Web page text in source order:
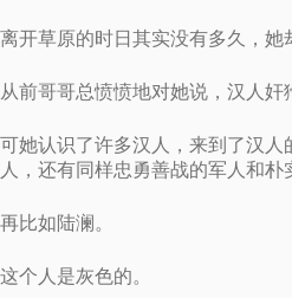
离开草原的时日其实没有多久，她
从前哥哥总愤愤地对她说，汉人奸
可她认识了许多汉人，来到了汉
人，还有同样忠勇善战的军人和朴
再比如陆澜。
这个人是灰色的。